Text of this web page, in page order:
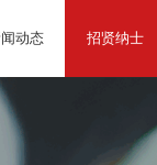
动态 招贤纳士